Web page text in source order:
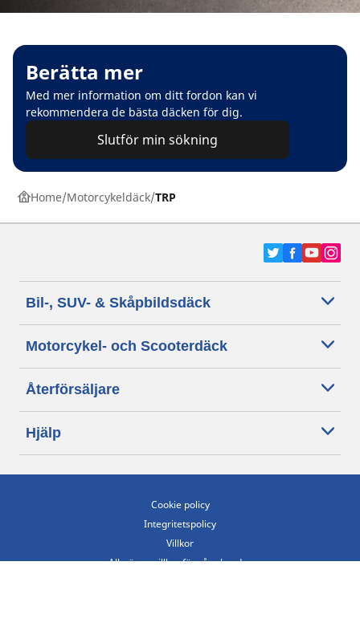
Berätta mer
Med mer information om ditt fordon kan vi
rekommendera de bästa däcken för dig.
Slutför min sökning
Home Motorcykeldäck TRP
Bil-, SUV- & Skåpbildsdäck
Motorcykel- och Scooterdäck
Återförsäljare
Hjälp
Cookie policy
Integritetspolicy
Villkor
Allmänna villkor för våra kunder